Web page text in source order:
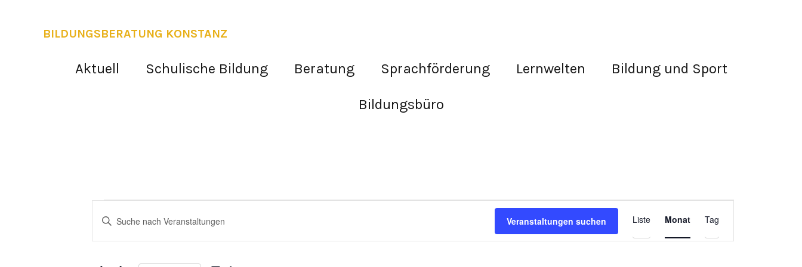
BILDUNGSBERATUNG KONSTANZ
Aktuell Schulische Bildung Beratung Sprachförderung Lernwelten Bildung und Sport
Bildungsbüro
Suche
und
Ansichten,
Schlüsselwort
Suche
Veranstaltungen suchen
Ansichten-
Navigation
Liste Monat Tag